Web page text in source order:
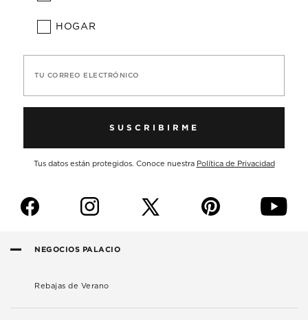
HOGAR
TU CORREO ELECTRÓNICO
SUSCRIBIRME
Tus datos están protegidos. Conoce nuestra Política de Privacidad
f i p y
NEGOCIOS PALACIO
Rebajas de Verano